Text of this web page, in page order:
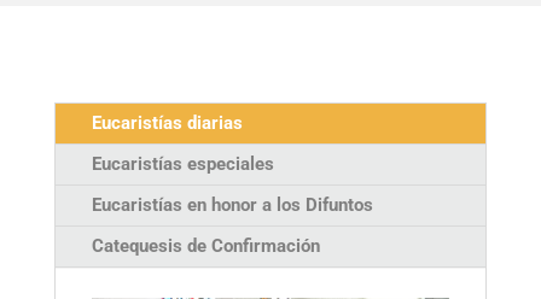
Eucaristías diarias
Eucaristías especiales
Eucaristías en honor a los Difuntos
Catequesis de Confirmación